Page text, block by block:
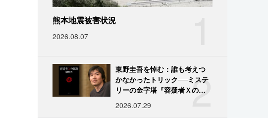
熊本地震被害状況
2026.08.07
2
東野圭吾を悼む：誰も考えつ
かなかったトリック──ミステ
リーの金字塔『容疑者Ｘの献
2026.07.29